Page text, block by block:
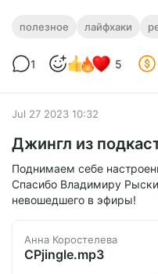
полезное лайфхаки
1 5
Jul 27 2023 10:32
Джингл из
Поднимаем себе
Спасибо Владимиру
невошедшего в эфиры!
Анна Коростелева
CPjingle.mp3